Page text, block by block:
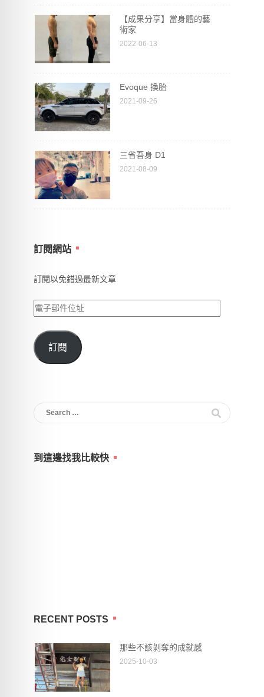
【成果分享】當身體的藝
術家
2022-06-13
Evoque 換胎
2021-09-26
三省吾身 D1
2021-08-09
訂閱網站
訂閱以免錯過最新文章
電
郵
件
訂閱
Search
for:
到這邊找我比較快
RECENT POSTS
那些不該剝奪的成就感
2025-10-03